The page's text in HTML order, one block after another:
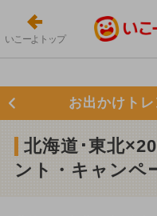
いこーよトップ
お出かけト
北海道･東北
ント・キャンペ